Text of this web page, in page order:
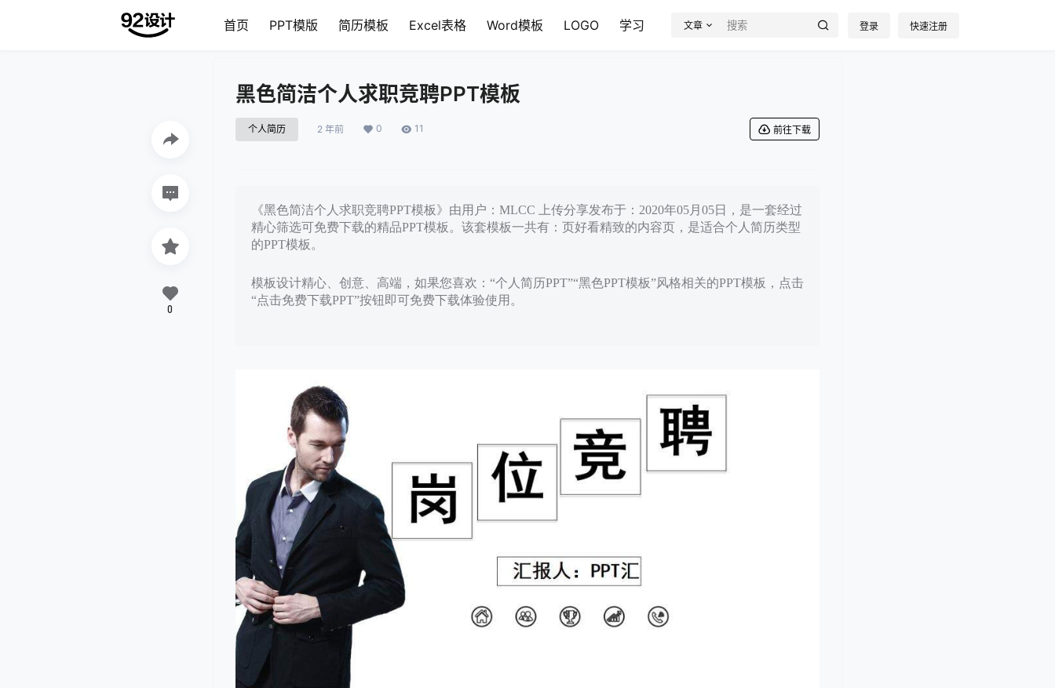
首页 PPT模版 简历模板 Excel表格 Word模板 LOGO 学习 文章 登录 快速注册
黑色简洁个人求职竞聘PPT模板
个人简历 2 年前 0 11 前往下载
《黑色简洁个人求职竞聘PPT模板》由用户：MLCC 上传分享发布于：2020年05月05日，是一套经过
精心筛选可免费下载的精品PPT模板。该套模板一共有：页好看精致的内容页，是适合个人简历类型
的PPT模板。
模板设计精心、创意、高端，如果您喜欢：“个人简历PPT”“黑色PPT模板”风格相关的PPT模板，点击
“点击免费下载PPT”按钮即可免费下载体验使用。
0